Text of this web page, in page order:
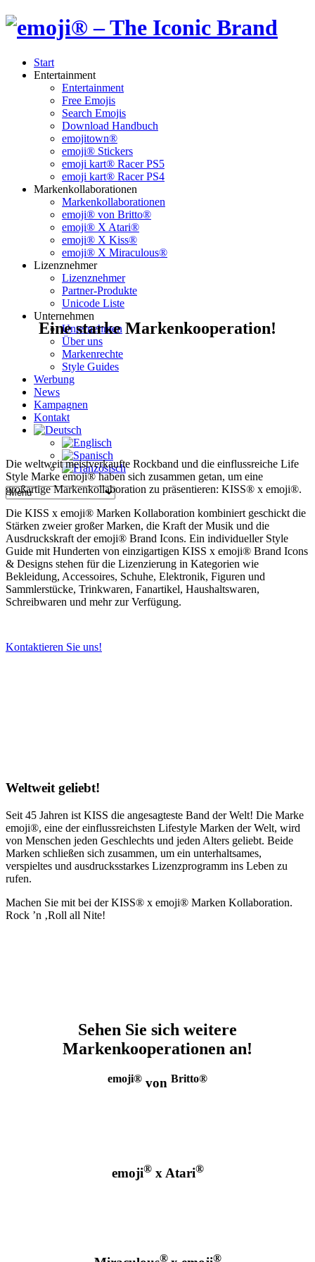
Start
Entertainment
Entertainment
Free Emojis
Search Emojis
Download Handbuch
emojitown®
emoji® Stickers
emoji kart® Racer PS5
emoji kart® Racer PS4
Markenkollaborationen
Markenkollaborationen
emoji® von Britto®
emoji® X Atari®
emoji® X Kiss®
emoji® X Miraculous®
Lizenznehmer
Lizenznehmer
Partner-Produkte
Unicode Liste
Unternehmen
Unternehmen
Über uns
Markenrechte
Style Guides
Werbung
News
Kampagnen
Kontakt
Eine starke Markenkooperation!
Die weltweit meistverkaufte Rockband und die einflussreiche Life
Style Marke emoji® haben sich zusammen getan, um eine
großartige Markenkollaboration zu präsentieren: KISS® x emoji®.
Die KISS x emoji® Marken Kollaboration kombiniert geschickt die
Stärken zweier großer Marken, die Kraft der Musik und die
Ausdruckskraft der emoji® Brand Icons. Ein individueller Style
Guide mit Hunderten von einzigartigen KISS x emoji® Brand Icons
& Designs stehen für die Lizenzierung in Kategorien wie
Bekleidung, Accessoires, Schuhe, Elektronik, Figuren und
Sammlerstücke, Trinkwaren, Fanartikel, Haushaltswaren,
Schreibwaren und mehr zur Verfügung.
Kontaktieren Sie uns!
Weltweit geliebt!
Seit 45 Jahren ist KISS die angesagteste Band der Welt! Die Marke
emoji®, eine der einflussreichsten Lifestyle Marken der Welt, wird
von Menschen jeden Geschlechts und jeden Alters geliebt. Beide
Marken schließen sich zusammen, um ein unterhaltsames,
verspieltes und ausdrucksstarkes Lizenzprogramm ins Leben zu
rufen.
Machen Sie mit bei der KISS® x emoji® Marken Kollaboration.
Rock ’n ‚Roll all Nite!
Sehen Sie sich weitere
Markenkooperationen an!
emoji® von Britto®
emoji®x Atari®
® ®